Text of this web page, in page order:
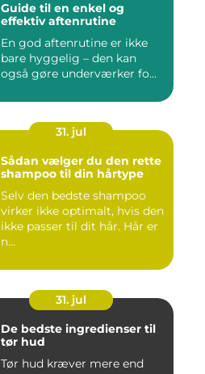
Guide til en enkel og
effektiv aftenrutine
En god aftenrutine er ikke
bare hyggelig – den kan
også gøre underværker fo...
31. jul
Sådan vælger du den rette
shampoo til din hårtype
Selv den bedste shampoo
virker ikke optimalt, hvis den
ikke passer til dit hår. Hår er
n...
31. jul
De bedste ingredienser til
tør hud
Tør hud kræver mere end